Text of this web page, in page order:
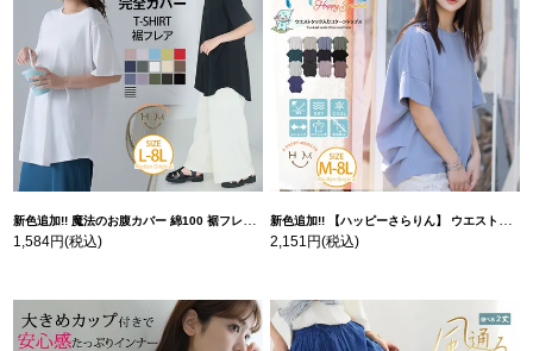
新色追加!! 魔法のお腹カバー 綿100 裾フレア Tシャツ | 大きいサイズの通販ならハッピーマリリン
1,584円(税込)
新色追加!! 【ハッピーさらりん】 ウエストタック入り スッキリ魅せ コクーントップス | 大きいサイズの通販ならハッピーマリリン
2,151円(税込)